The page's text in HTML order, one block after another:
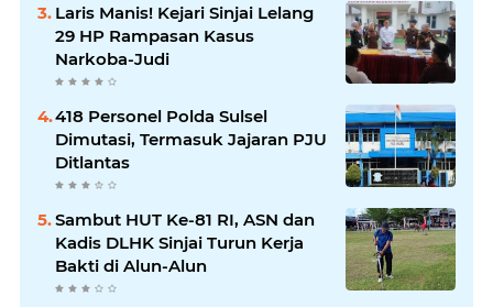
Laris Manis! Kejari Sinjai Lelang
29 HP Rampasan Kasus
Narkoba-Judi
418 Personel Polda Sulsel
Dimutasi, Termasuk Jajaran PJU
Ditlantas
Sambut HUT Ke-81 RI, ASN dan
Kadis DLHK Sinjai Turun Kerja
Bakti di Alun-Alun